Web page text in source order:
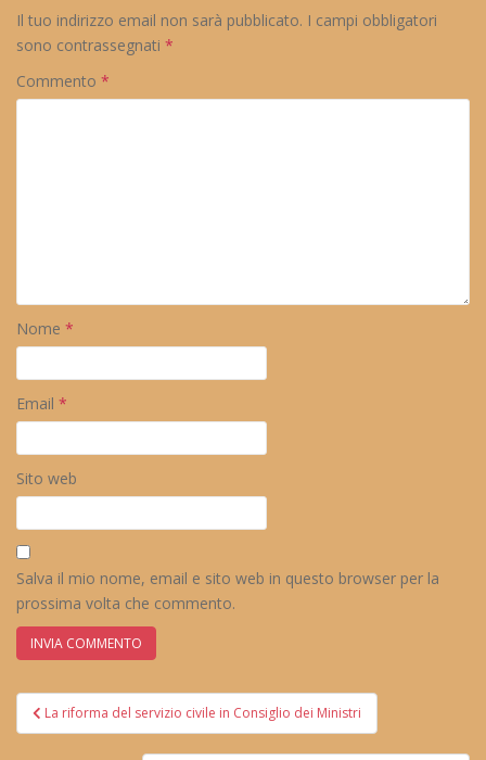
Il tuo indirizzo email non sarà pubblicato. I campi obbligatori
sono contrassegnati *
Commento *
Nome *
Email *
Sito web
Salva il mio nome, email e sito web in questo browser per la
prossima volta che commento.
Navigazione
articoli
La riforma del servizio civile in Consiglio dei Ministri